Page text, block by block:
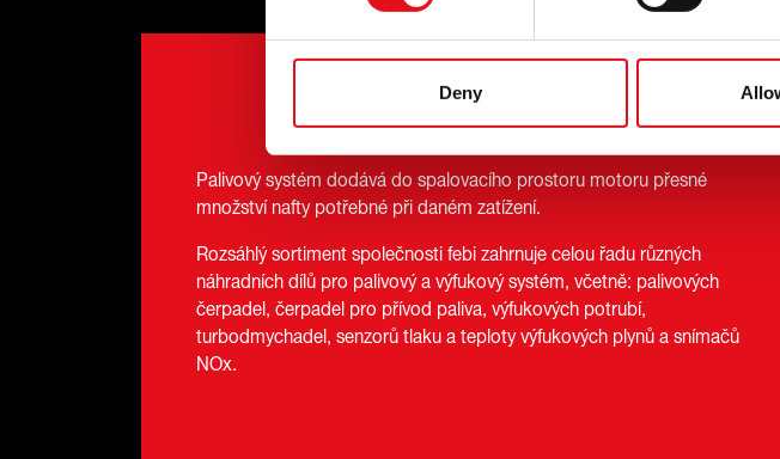
Deny
Palivový systém dodává do spalovacího prostoru motoru přesné
množství nafty potřebné při daném zatížení.
Rozsáhlý sortiment společnosti febi zahrnuje celou řadu různých
náhradních dílů pro palivový a výfukový systém, včetně: palivových
čerpadel, čerpadel pro přívod paliva, výfukových potrubí,
turbodmychadel, senzorů tlaku a teploty výfukových plynů a snímačů
NOx.